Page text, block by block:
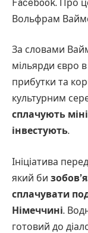
Facebook. Про
Вольфрам
За словами
мільярди євро
прибутки та
культурним
сплачують
інвестують.
Ініціатива
який би
сплачувати
Німеччині.
готовий до